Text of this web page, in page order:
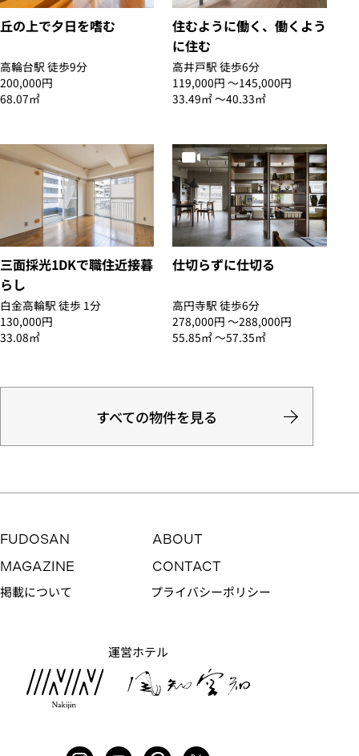
丘の上で夕日を嗜む
高輪台駅 徒歩9分
200,000円
68.07㎡
住むように働く、働くよう
に住む
高井戸駅 徒歩6分
119,000円 〜145,000円
33.49㎡ 〜40.33㎡
三面採光1DKで職住近接暮
らし
白金高輪駅 徒歩 1分
130,000円
33.08㎡
仕切らずに仕切る
高円寺駅 徒歩6分
278,000円 〜288,000円
55.85㎡ 〜57.35㎡
すべての物件を見る
FUDOSAN
ABOUT
MAGAZINE
CONTACT
掲載について プライバシーポリシー
運営ホテル